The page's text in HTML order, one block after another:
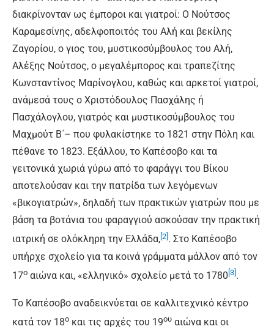
διακρίνονταν ως έμποροι και γιατροί: Ο Νούτσος
Καραμεσίνης, αδελφοποιτός του Αλή και βεκίλης
Ζαγορίου, ο γιος του, μυστικοσύμβουλος του Αλή,
Αλέξης Νούτσος, ο μεγαλέμπορος και τραπεζίτης
Κωνσταντίνος Μαρίνογλου, καθώς και αρκετοί γιατροί,
ανάμεσά τους ο Χριστόδουλος Πασχάλης ή
Πασχάλογλου, γιατρός και μυστικοσύμβουλος του
Μαχμούτ Β΄– που φυλακίστηκε το 1821 στην Πόλη και
πέθανε το 1823. Εξάλλου, το Καπέσοβο και τα
γειτονικά χωριά γύρω από το φαράγγι του Βίκου
αποτελούσαν και την πατρίδα των λεγόμενων
«βικογιατρών», δηλαδή των πρακτικών γιατρών που με
βάση τα βοτάνια του φαραγγιού ασκούσαν την πρακτική
ιατρική σε ολόκληρη την Ελλάδα,[2]. Στο Καπέσοβο
υπήρχε σχολείο για τα κοινά γράμματα μάλλον από τον
17ο αιώνα και, «ελληνικό» σχολείο μετά το 1780 [3] .
Το Καπέσοβο αναδεικνύεται σε καλλιτεχνικό κέντρο
κατά τον 18ο και τις αρχές του 19ου αιώνα και οι